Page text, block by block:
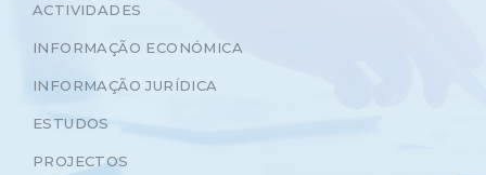
ACTIVIDADES
INFORMAÇÃO ECONÓMICA
INFORMAÇÃO JURÍDICA
ESTUDOS
PROJECTOS